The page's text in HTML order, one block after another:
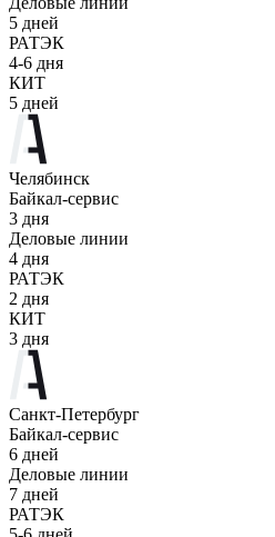
5 дней
РАТЭК
4-6 дня
КИТ
5 дней
Челябинск
Байкал-сервис
3 дня
Деловые линии
4 дня
РАТЭК
2 дня
КИТ
3 дня
Санкт-Петербург
Байкал-сервис
6 дней
Деловые линии
7 дней
РАТЭК